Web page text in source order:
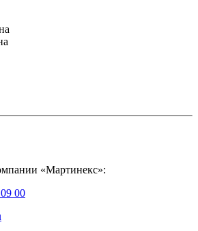
центр
BY DR. MIKHAYLOVAMEDIC
ESTHÉTIQUES
ЖУРНАЛ
«Мартинекс»:
00